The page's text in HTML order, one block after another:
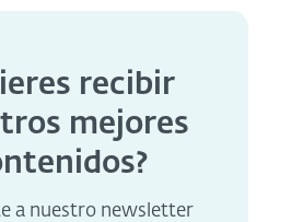
recibir
mejores
a nuestro newsletter